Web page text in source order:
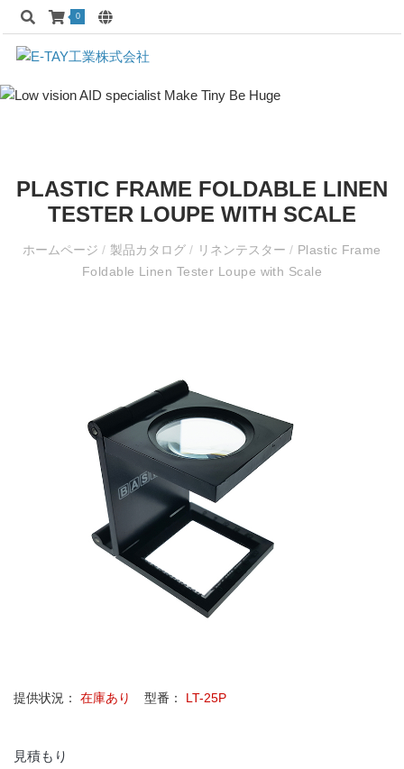
0
PLASTIC FRAME FOLDABLE LINEN
TESTER LOUPE WITH SCALE
ホームページ/ 製品カタログ/ リネンテスター/ Plastic Frame
Foldable Linen Tester Loupe with Scale
提供状況： 在庫あり 型番： LT-25P
見積もり